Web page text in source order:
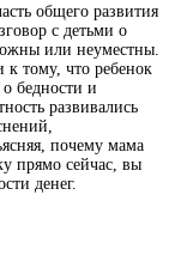
общего развития
с детьми о
или неуместны.
к тому, что ребенок
бедности и
развивались
почему мама
прямо сейчас, вы
денег.